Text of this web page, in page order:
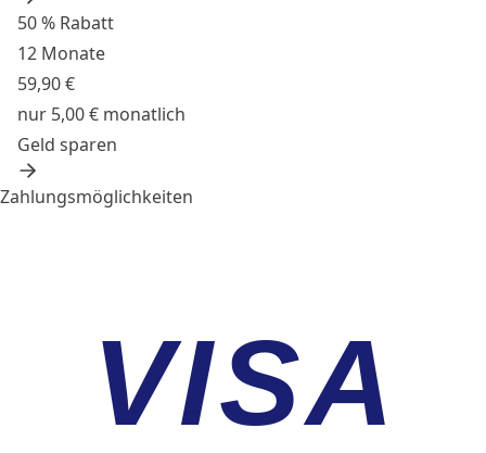
50 % Rabatt
12 Monate
59,90 €
nur 5,00 € monatlich
Geld sparen
Zahlungsmöglichkeiten
VISA